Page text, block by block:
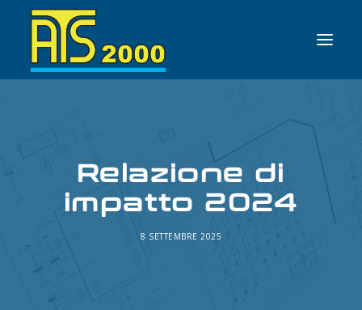
ITALIANO
Relazione di
impatto 2024
8 SETTEMBRE 2025